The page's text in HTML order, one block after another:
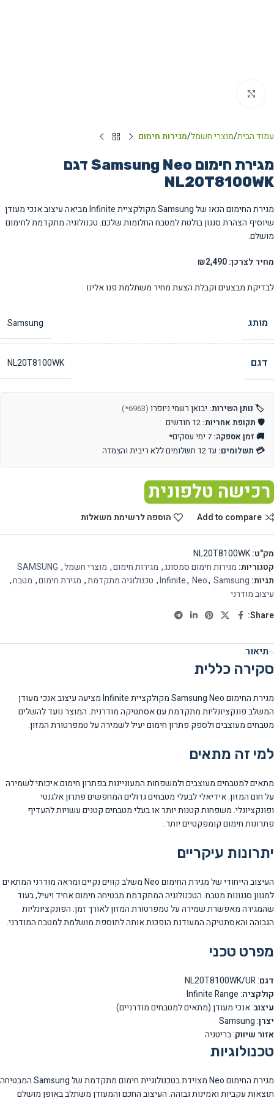
עמוד הבית מוצרי חשמל מגירות חימום
מגירת חימום Samsung Neo דגם
NL20T8100WK
מגירת החימום הנאו של Samsung מקולקציית Infinite מביאה עיצוב אנכי מעודן
שיוסיף הצהרת סגנון בולטת למטבח החלומות שלכם. טכנולוגיה מתקדמת לחימום
מושלם.
מחיר לצרכן: ₪2,490
לבדיקת מבצעים וקבלת הצעת מחיר משתלמת פנו אלינו
מותג Samsung
דגם NL20T8100WK
🏷️ נותן השירות: יבואן רשמי ניופרו (6963*)
🛡️ תקופת אחריות:
🚚 זמן אספקה:
💳 תשלומים: עד 12 תשלומים ללא ריבית והצמדה
רכישה טלפונית
Add to compare הוספה לרשימת משאלות
מק"ט:NL20T8100WK
קטגוריות: מגירות חימום סמסונג, מגירות חימום, מוצרי חשמל,
SAMSUNG
תגיות:
Infinite, Neo, Samsung
, טכנולוגיה מתקדמת, מגירת חימום, מטבח,
עיצוב מודרני
Share:
תיאור
סקירה כללית
מגירת החימום Samsung Neo מקולקציית Infinite מציעה עיצוב אנכי מעודן
המשלב פונקציונליות מתקדמת עם אסתטיקה מודרנית. המוצר נועד להשלים
מטבחים מעוצבים ולספק פתרון חימום יעיל לשמירה על טמפרטורת המזון.
למי זה מתאים
מתאים למטבחים מעוצבים ולמשפחות המעוניינות בפתרון חימום איכותי לשמירה
על חום המזון. אידיאלי לבעלי מטבחים גדולים המחפשים פתרון אלגנטי
ופונקציונלי. משפחות קטנות יותר או בעלי מטבחים קטנים עשויות להעדיף
פתרונות חימום קומפקטיים יותר.
יתרונות עיקריים
העיצוב הייחודי של מגירת החימום Neo משלב קווים נקיים ומראה מודרני המתאים
למגוון סגנונות מטבח. הטכנולוגיה המתקדמת מבטיחה חימום אחיד ויעיל, בעוד
שהמגירה מאפשרת שמירה על טמפרטורת המזון לאורך זמן. הפונקציונליות
הגבוהה והאסתטיקה המעודנת הופכות אותה לתוספת מושלמת למטבח המודרני.
מפרט טכני
דגם: NL20T8100WK/UR
קולקציה: Infinite Range
עיצוב: אנכי מעודן (מתאים למטבחים מודרניים)
יצרן: Samsung
אזור שיווק: בריטניה
טכנולוגיות
מגירת החימום Neo מצוידת בטכנולוגיית חימום מתקדמת של Samsung המבטיחה
תוצאות עקביות ואמינות גבוהה. העיצוב החכם והמעודן משתלב באופן מושלם